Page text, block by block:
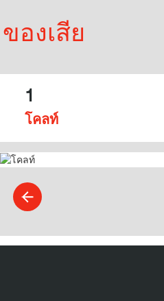
ของเสีย
1
โคลท์